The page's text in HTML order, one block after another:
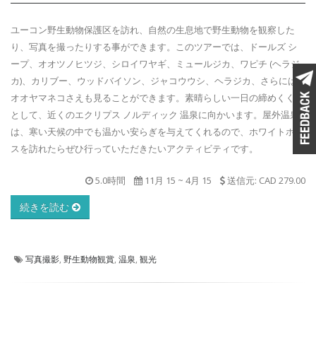
ユーコン野生動物保護区を訪れ、自然の生息地で野生動物を観察した
り、写真を撮ったりする事ができます。このツアーでは、ドールズ シ
ープ、オオツノヒツジ、シロイワヤギ、ミュールジカ、ワピチ (ヘラジ
カ)、カリブー、ウッドバイソン、ジャコウウシ、ヘラジカ、さらには
オオヤマネコさえも見ることができます。素晴らしい一日の締めくくり
として、近くのエクリプス ノルディック 温泉に向かいます。屋外温泉
は、寒い天候の中でも温かい安らぎを与えてくれるので、ホワイトホー
スを訪れたらぜひ行っていただきたいアクティビティです。
5.0時間 11月 15 ~ 4月 15 送信元: CAD 279.00
続きを読む
写真撮影, 野生動物観賞, 温泉, 観光